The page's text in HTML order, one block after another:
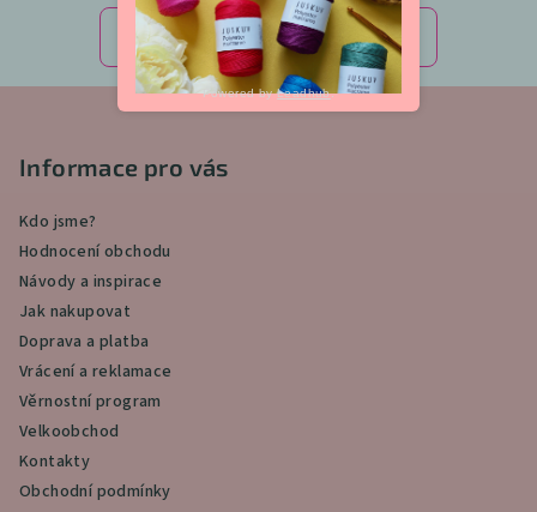
Předchozí článek Další článek
Informace pro vás
Kdo jsme?
Hodnocení obchodu
Návody a inspirace
Jak nakupovat
Doprava a platba
Vrácení a reklamace
Věrnostní program
Velkoobchod
Kontakty
Obchodní podmínky
Powered by Leadhub.